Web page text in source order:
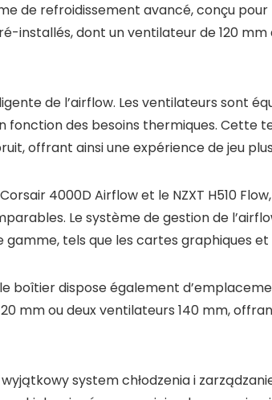
de refroidissement avancé, conçu
installés, dont un ventilateur de 120
de l’airflow. Les ventilateurs sont
des besoins thermiques. Cette
offrant ainsi une expérience de jeu
4000D Airflow et le NZXT H510
Le système de gestion de
tels que les cartes graphiques
boîtier dispose également
mm ou deux ventilateurs 140 mm,
system chłodzenia i